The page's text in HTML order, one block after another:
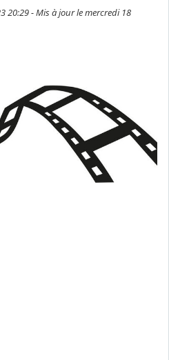
20:29 - Mis à jour le mercredi 18